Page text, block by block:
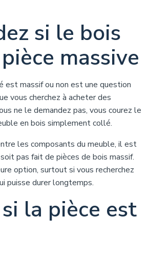
si le bois
massive
est massif ou non est une question
vous cherchez à acheter des
ne le demandez pas, vous courez le
en bois simplement collé.
les composants du meuble, il est
pas fait de pièces de bois massif.
option, surtout si vous recherchez
puisse durer longtemps.
la pièce est